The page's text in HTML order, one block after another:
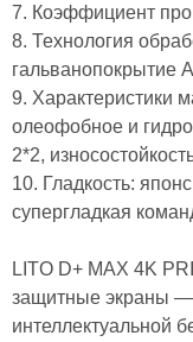
7. Коэффициент
8. Технология
гальванопокрытие
9. Характеристики
олеофобное и
2*2,
10. Гладкость:
супергладкая
LITO D+ MAX 4K
защитные экраны —
интеллектуальной